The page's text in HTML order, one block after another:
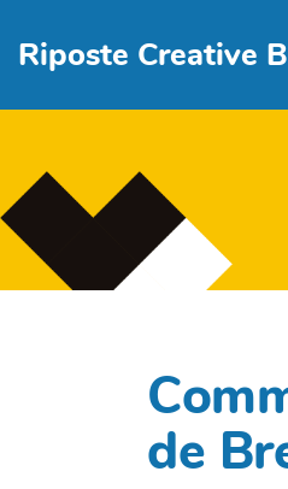
Riposte Creative
de